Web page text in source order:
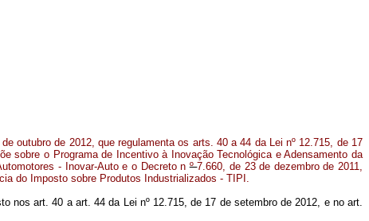
outubro de 2012, que regulamenta os arts. 40 a 44 da Lei nº 12.715, de 17
sobre o Programa de Incentivo à Inovação Tecnológica e Adensamento da
- Inovar-Auto e o Decreto nº7.660, de 23 de dezembro de 2011,
do Imposto sobre Produtos Industrializados - TIPI.
nos art. 40 a art. 44 da Lei nº 12.715, de 17 de setembro de 2012, e no art.